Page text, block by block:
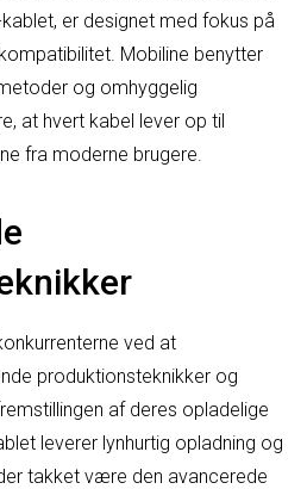
kablet, er designet med fokus på
Mobiline benytter
og omhyggelig
at hvert kabel lever op til
fra moderne brugere.
ved at
produktionsteknikker og
af deres opladelige
leverer lynhurtig opladning og
takket være den avancerede